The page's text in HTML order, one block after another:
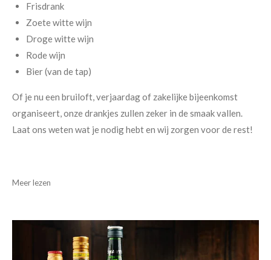
Frisdrank
Zoete witte wijn
Droge witte wijn
Rode wijn
Bier (van de tap)
Of je nu een bruiloft, verjaardag of zakelijke bijeenkomst
organiseert, onze drankjes zullen zeker in de smaak vallen.
Laat ons weten wat je nodig hebt en wij zorgen voor de rest!
Meer lezen